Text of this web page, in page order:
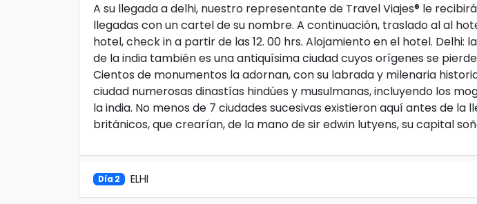
A su llegada a delhi, nuestro representante de Travel Viajes® le
llegadas con un cartel de su nombre. A continuación, traslado al al
hotel, check in a partir de las 12. 00 hrs. Alojamiento en el hotel. Delhi:
de la india también es una antiquísima ciudad cuyos orígenes se
Cientos de monumentos la adornan, con su labrada y milenaria
ciudad numerosas dinastías hindúes y musulmanas, incluyendo los
la india. No menos de 7 ciudades sucesivas existieron aquí antes de la
británicos, que crearían, de la mano de sir edwin lutyens, su capital
Día 2 ELHI